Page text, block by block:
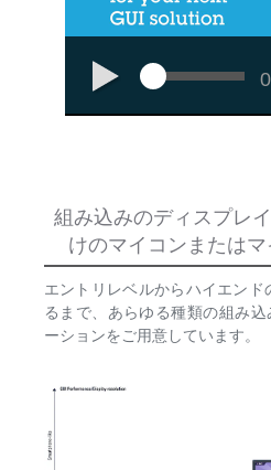
組み込みのディスプレ
けのマイコンまたは
エントリレベルからハイエン
るまで、あらゆる種類の組み
ーションをご用意しています。